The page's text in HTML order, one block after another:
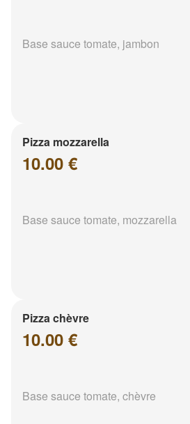
Base sauce tomate, jambon
Pizza mozzarella
10.00 €
Base sauce tomate, mozzarella
Pizza chèvre
10.00 €
Base sauce tomate, chèvre